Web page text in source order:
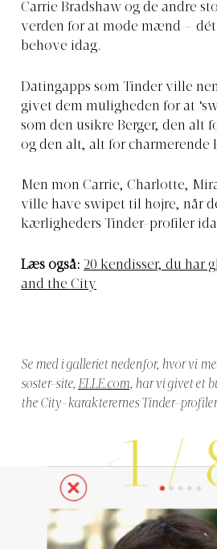
Carrie Bradshaw og de andre
verden for at møde mænd –
behøve idag.
Datingapps som Tinder ville
givet dem muligheden for at
som den usikre Berger, den alt
og den alt, alt for charmerende
Men mon Carrie, Charlotte,
ville have swipet til højre, når
kærligheders Tinder-profiler
Læs også: 20 kendisser, du har
and the City
Se med i galleriet nedenfor, hvor vi
søster-site, ELLE.com, har vi givet et
the City-karakterernes Tinder-
1/